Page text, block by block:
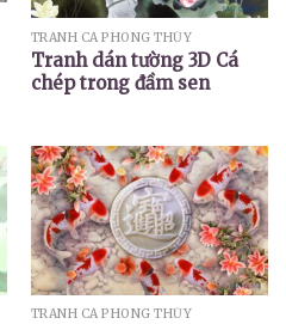
TRANH CÁ PHONG THỦY
Tranh dán tường 3D Cá
chép trong đầm sen
TRANH CÁ PHONG THỦY